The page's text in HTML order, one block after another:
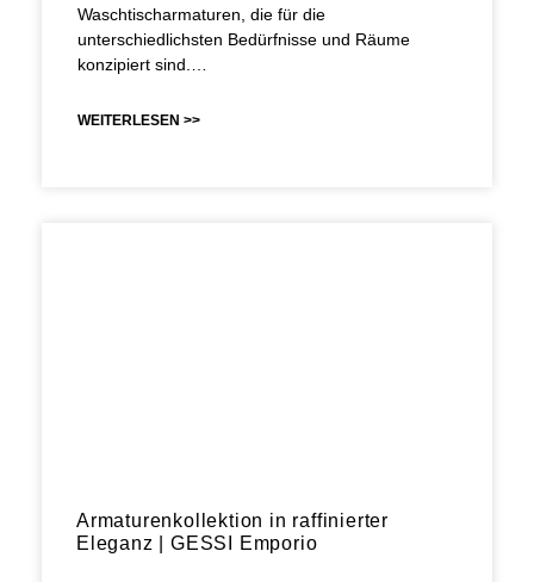
Waschtischarmaturen, die für die
unterschiedlichsten Bedürfnisse und Räume
konzipiert sind.…
WEITERLESEN >>
Armaturenkollektion in raffinierter
Eleganz | GESSI Emporio